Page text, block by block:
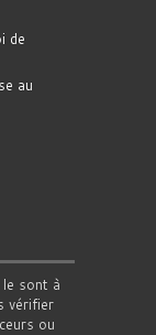
de
au
sont à
vérifier
ou